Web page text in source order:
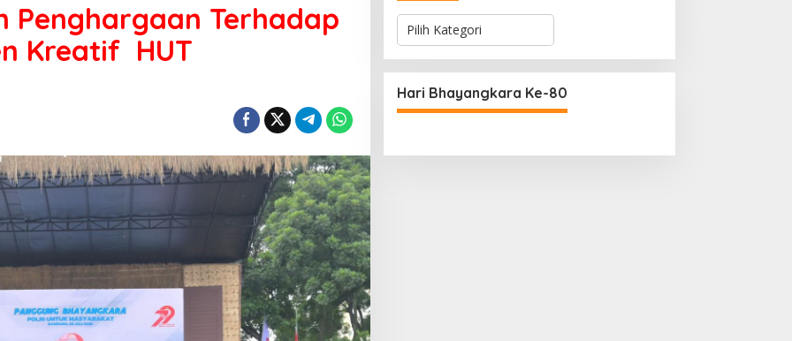
Penghargaan Terhadap
Kreatif HUT
K
e
g
o
r
Hari Bhayangkara Ke-80